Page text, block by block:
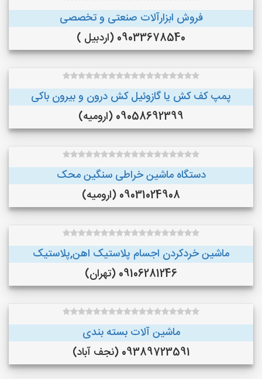
فروش ابزارآلات صنعتی و تخصصی
09033678540 (اردبیل )
پمپ کف کش یا گازوئیل کش درون و بیرون باکی
09058692399 (ارومیه)
دستگاه ماشین خراطی سنگین محک
09031024908 (ارومیه)
ماشین خردکردن اجسام پلاستیک اهن,پلاستیک
09106281246 (تهران)
ماشین آلات بسته بندی
09389723591 (نجف‌ آباد)